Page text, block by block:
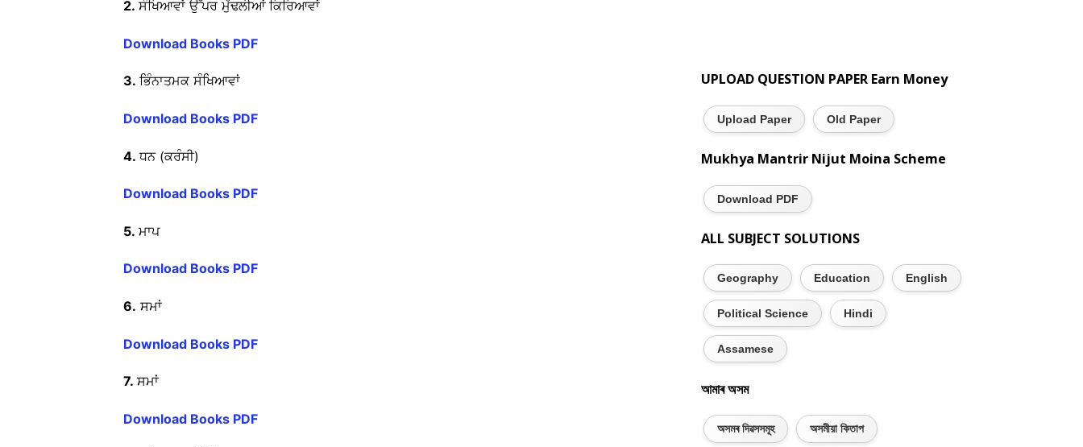
2. ਸੰਖਿਆਵਾਂ ਉੱਪਰ ਮੁੱਢਲੀਆਂ ਕਿਰਿਆਵਾਂ
Download Books PDF
3. ਭਿੰਨਾਤਮਕ ਸੰਖਿਆਵਾਂ
Download Books PDF
4.ਧਨ (ਕਰੰਸੀ)
Download Books PDF
5. ਮਾਪ
Download Books PDF
6. ਸਮਾਂ
Download Books PDF
7. ਸਮਾਂ
Download Books PDF
UPLOAD QUESTION PAPER Earn Money
Upload Paper Old Paper
Mukhya Mantrir Nijut Moina Scheme
Download PDF
ALL SUBJECT SOLUTIONS
Geography Education English
Political Science Hindi
Assamese
আমাৰ অসম
অসমৰ দিৱসসমূহ অসমীয়া কিতাপ